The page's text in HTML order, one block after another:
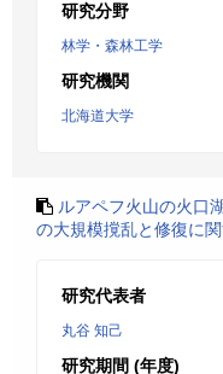
研究分野
林学・森林工学
研究機関
北海道大学
ルアペフ火山の火口
の大規模撹乱と修復に
研究代表者
丸谷 知己
研究期間 (年度)